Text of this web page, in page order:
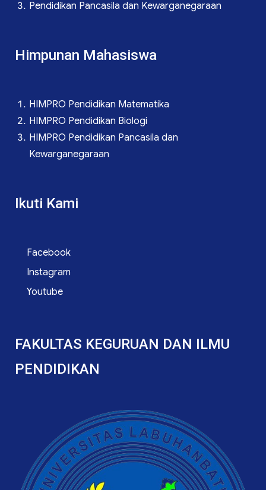
Pendidikan Pancasila dan Kewarganegaraan
Himpunan Mahasiswa
HIMPRO Pendidikan Matematika
HIMPRO Pendidikan Biologi
HIMPRO Pendidikan Pancasila dan
Kewarganegaraan
Ikuti Kami
Facebook
Instagram
Youtube
FAKULTAS KEGURUAN DAN ILMU
PENDIDIKAN